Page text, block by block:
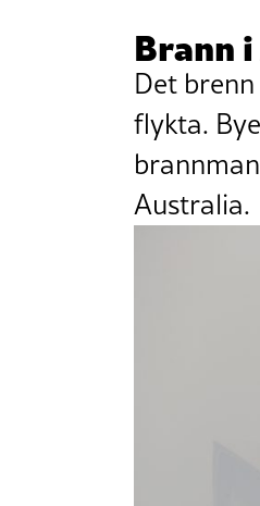
Brann
Det
flykta.
Australia.